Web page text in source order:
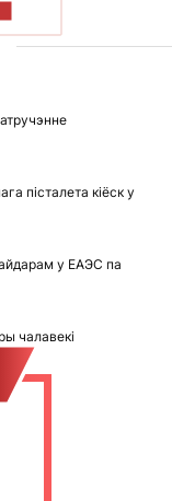
пісталета кіёск у
у ЕАЭС па
чалавекі